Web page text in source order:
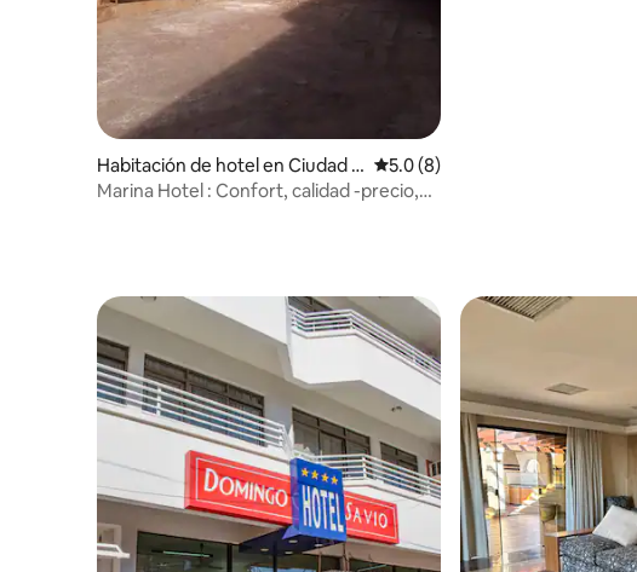
Habitación de hotel en Ciudad d
el Este
Calificación promedio: 5.0 de 5,
5.0 (8)
Marina Hotel : Confort, calidad -precio,